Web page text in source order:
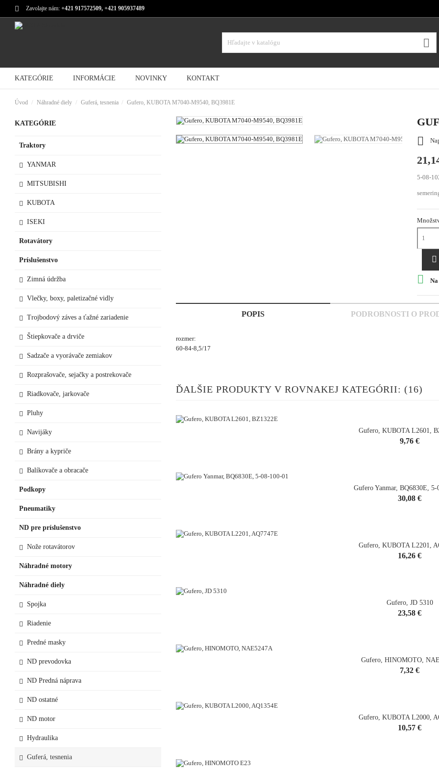
Zavolajte nám: +421 917572509, +421 905937489

KATEGÓRIE INFORMÁCIE NOVINKY KONTAKT
Úvod Náhradné diely Guferá, tesnenia Gufero, KUBOTA M7040-M9540, BQ3981E
KATEGÓRIE
Traktory
YANMAR
MITSUBISHI
KUBOTA
ISEKI
Rotavátory
Príslušenstvo
Zimná údržba
Vlečky, boxy, paletizačné vidly
Trojbodový záves a ťažné zariadenie
Štiepkovače a drviče
Sadzače a vyorávače zemiakov
Rozprašovače, sejačky a postrekovače
Riadkovače, jarkovače
Pluhy
Navijáky
Brány a kypriče
Balíkovače a obracače
Podkopy
Pneumatiky
ND pre príslušenstvo
Nože rotavátorov
Náhradné motory
Náhradné diely
Spojka
Riadenie
Predné masky
ND prevodovka
ND Predná náprava
ND ostatné
ND motor
Hydraulika
Guferá, tesnenia

5-08-


POPIS PODROBNOSTI O
rozmer:
60-84-8,5/17
ĎALŠIE PRODUKTY V ROVNAKEJ KATEGÓRII: (16)
Gufero, KUBOTA L2601,
Cena
9,76 €
Gufero Yanmar, BQ6830E, 5-
Cena
30,08 €
Gufero, KUBOTA L2201,
Cena
16,26 €
Gufero, JD 5310
Cena
23,58 €
Gufero, HINOMOTO,
Cena
7,32 €
Gufero, KUBOTA L2000,
Cena
10,57 €